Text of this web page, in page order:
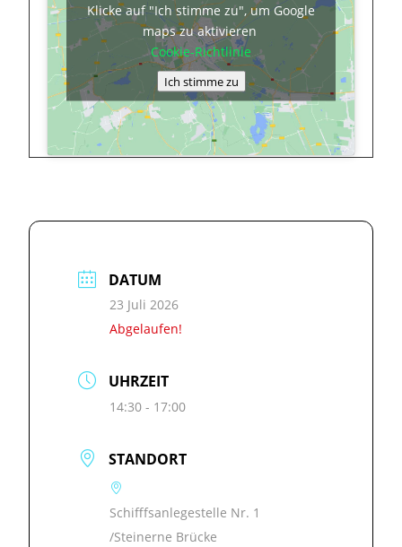
Klicke auf "Ich stimme zu", um Google
maps zu aktivieren
Cookie-Richtlinie
Ich stimme zu
DATUM
23 Juli 2026
Abgelaufen!
UHRZEIT
14:30 - 17:00
STANDORT
Schifffsanlegestelle Nr. 1
/Steinerne Brücke